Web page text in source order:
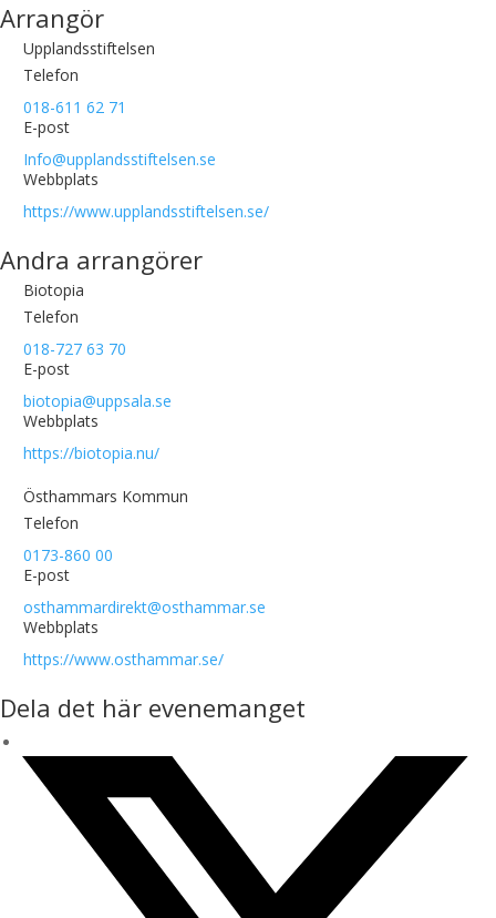
Arrangör
Upplandsstiftelsen
Telefon
018-611 62 71
E-post
Info@upplandsstiftelsen.se
Webbplats
https://www.upplandsstiftelsen.se/
Andra arrangörer
Biotopia
Telefon
018-727 63 70
E-post
biotopia@uppsala.se
Webbplats
https://biotopia.nu/
Östhammars Kommun
Telefon
0173-860 00
E-post
osthammardirekt@osthammar.se
Webbplats
https://www.osthammar.se/
Dela det här evenemanget